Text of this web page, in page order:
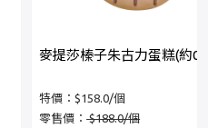
麥提莎榛子朱古力蛋糕(約
特價：$158.0/個
零售價：$188.0/個